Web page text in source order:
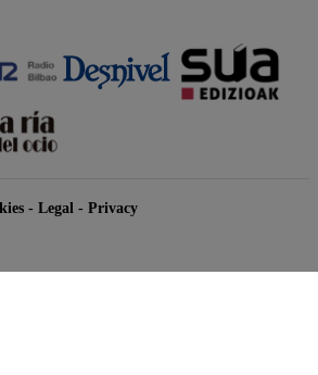
- Legal - Privacy